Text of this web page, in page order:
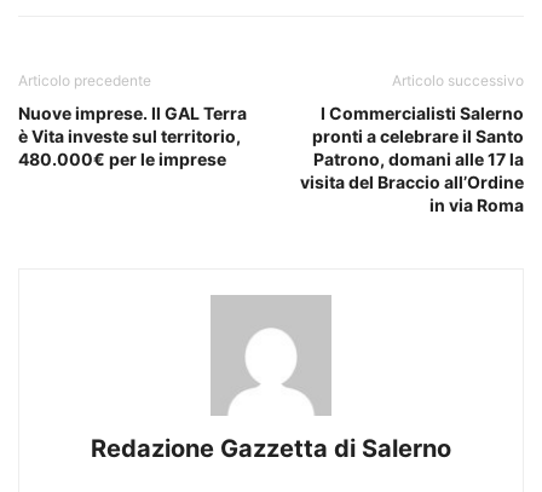
Articolo precedente
Nuove imprese. Il GAL Terra
è Vita investe sul territorio,
480.000€ per le imprese
Articolo successivo
I Commercialisti Salerno
pronti a celebrare il Santo
Patrono, domani alle 17 la
visita del Braccio all’Ordine
in via Roma
Redazione Gazzetta di Salerno